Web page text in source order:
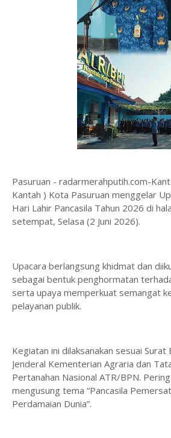
Pasuruan - radarmerahputih.com-
Kantah ) Kota Pasuruan menggelar
Hari Lahir Pancasila Tahun 2026 di
setempat, Selasa (2 Juni 2026).
Upacara berlangsung khidmat dan
sebagai bentuk penghormatan
serta upaya memperkuat semangat
pelayanan publik.
Kegiatan ini dilaksanakan sesuai
Jenderal Kementerian Agraria dan
Pertanahan Nasional ATR/BPN.
mengusung tema “Pancasila
Perdamaian Dunia”.